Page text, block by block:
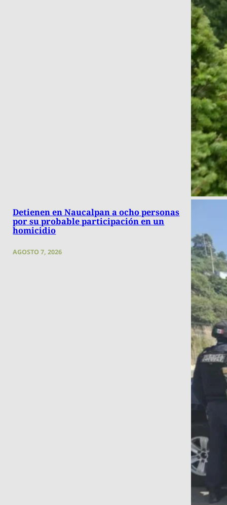
Detienen en Naucalpan a ocho personas
por su probable participación en un
homicidio
AGOSTO 7, 2026